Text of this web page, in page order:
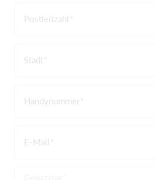
Postleitzahl
Stadt
Handynummer
E-Mail